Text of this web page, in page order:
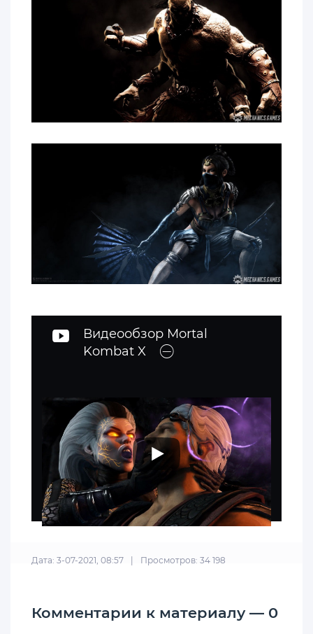
Видеообзор Mortal
Kombat X
Дата: 3-07-2021, 08:57 Просмотров: 34 198
Комментарии к материалу — 0